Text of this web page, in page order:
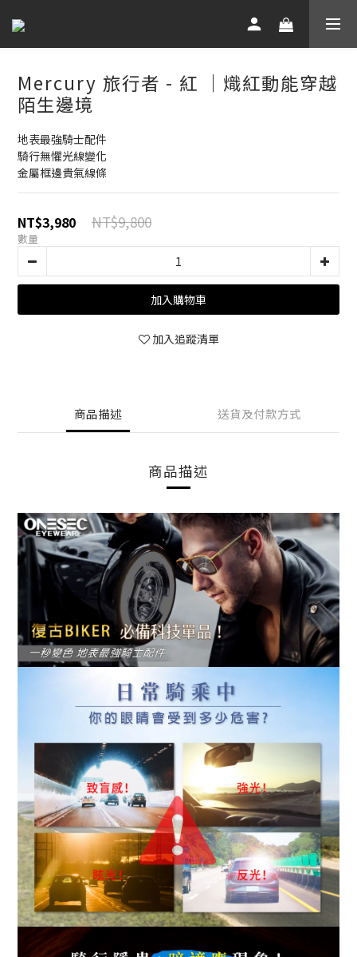
Mercury 旅行者 - 紅 ｜熾紅動能穿越
陌生邊境
地表最強騎士配件
騎行無懼光線變化
金屬框邊貴氣線條
NT$3,980 NT$9,800
數量
加入購物車
加入追蹤清單
商品描述 送貨及付款方式
商品描述